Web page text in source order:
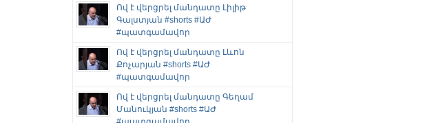
Ով է վերցրել մանդատը Լիլիթ
Գալստյան #shorts #ԱԺ
#պատգամավոր
Ով է վերցրել մանդատը Լևոն
Քոչարյան #shorts #ԱԺ
#պատգամավոր
Ով է վերցրել մանդատը Գեղամ
Մանուկյան #shorts #ԱԺ